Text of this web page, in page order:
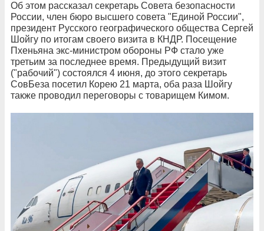
Об этом рассказал секретарь Совета безопасности
России, член бюро высшего совета "Единой России",
президент Русского географического общества Сергей
Шойгу по итогам своего визита в КНДР. Посещение
Пхеньяна экс-министром обороны РФ стало уже
третьим за последнее время. Предыдущий визит
("рабочий") состоялся 4 июня, до этого секретарь
СовБеза посетил Корею 21 марта, оба раза Шойгу
также проводил переговоры с товарищем Кимом.